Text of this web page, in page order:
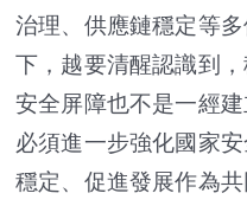
治理、供應鏈穩定等
下，越要清醒認識到
安全屏障也不是一經
必須進一步強化國家
穩定、促進發展作為